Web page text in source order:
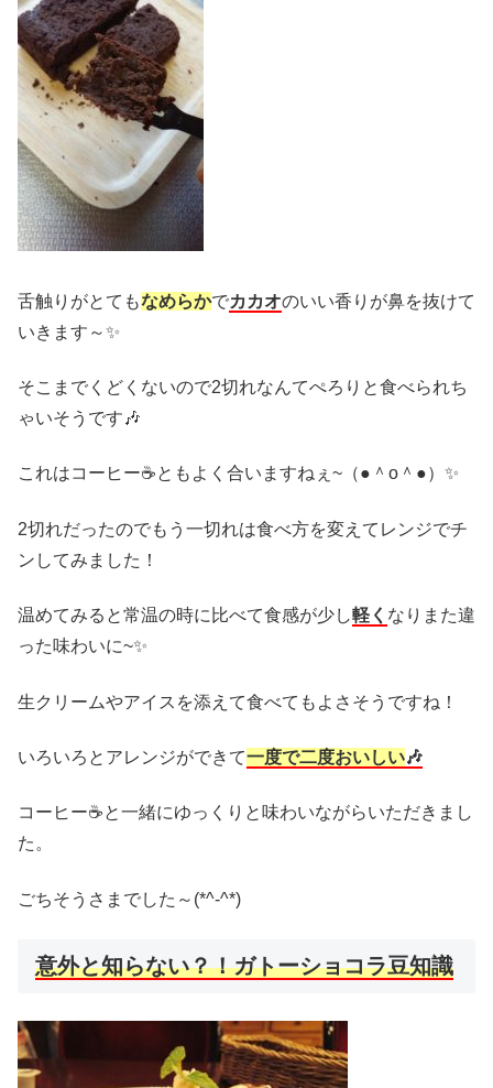
舌触りがとてもなめらかでカカオのいい香りが鼻を抜けて
いきます～✨
そこまでくどくないので2切れなんてぺろりと食べられち
ゃいそうです🎶
これはコーヒー☕ともよく合いますねぇ~（●＾o＾●）✨
2切れだったのでもう一切れは食べ方を変えてレンジでチ
ンしてみました！
温めてみると常温の時に比べて食感が少し軽く なりまた違
った味わいに~✨
生クリームやアイスを添えて食べてもよさそうですね！
いろいろとアレンジができて一度で二度おいしい🎶
コーヒー☕と一緒にゆっくりと味わいながらいただきまし
た。
ごちそうさまでした～(*^-^*)
意外と知らない？！ガトーショコラ豆知識